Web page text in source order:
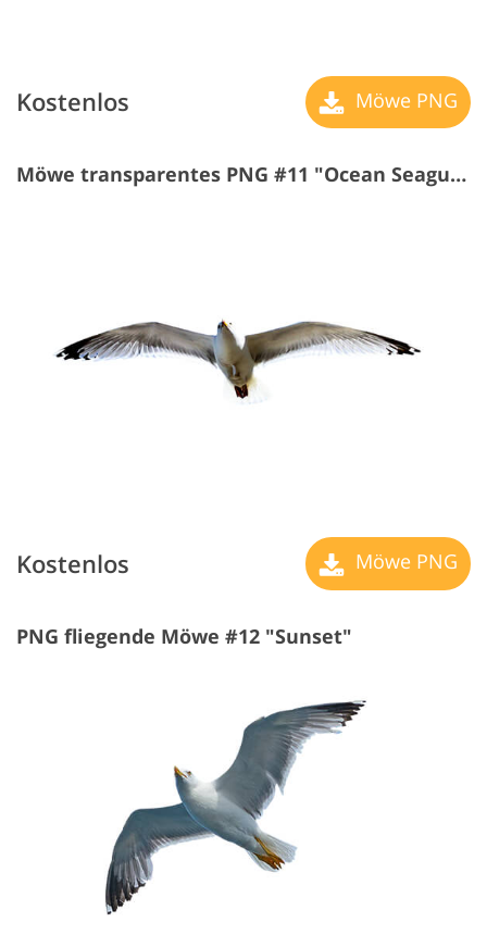
Kostenlos Möwe PNG
Möwe transparentes PNG #11 "Ocean Seagulls"
Kostenlos Möwe PNG
PNG fliegende Möwe #12 "Sunset"